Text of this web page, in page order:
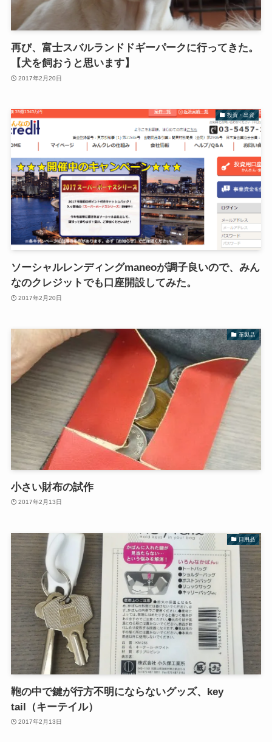
再び、富士スバルランドドギーパークに行ってきた。
【犬を飼おうと思います】
2017年2月20日
投資・出資
ソーシャルレンディングmaneoが調子良いので、みん
なのクレジットでも口座開設してみた。
2017年2月20日
革製品
小さい財布の試作
2017年2月13日
日用品
鞄の中で鍵が行方不明にならないグッズ、key
tail（キーテイル）
2017年2月13日